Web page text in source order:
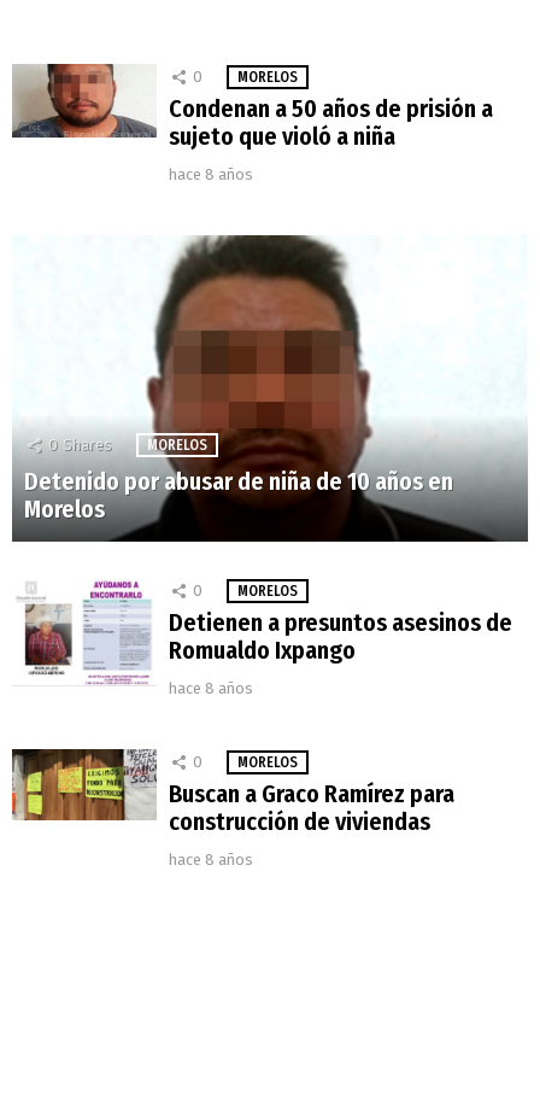
0 MORELOS
Condenan a 50 años de prisión a
sujeto que violó a niña
hace 8 años
0 Shares MORELOS
Detenido por abusar de niña de 10 años en
Morelos
0 MORELOS
Detienen a presuntos asesinos de
Romualdo Ixpango
hace 8 años
0 MORELOS
Buscan a Graco Ramírez para
construcción de viviendas
hace 8 años